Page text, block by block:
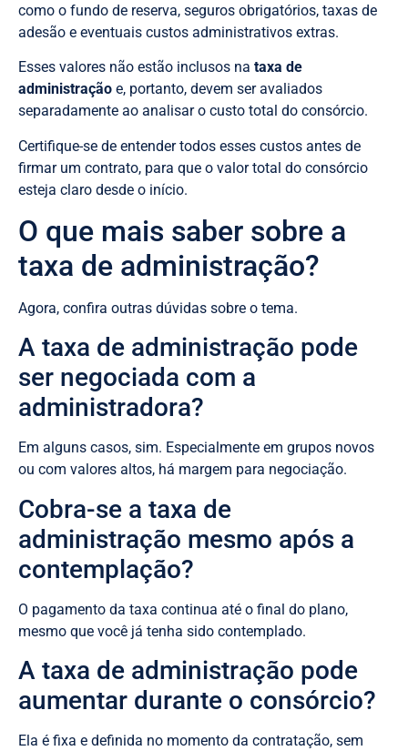
como o fundo de reserva, seguros obrigatórios, taxas de
adesão e eventuais custos administrativos extras.
Esses valores não estão inclusos na taxa de
administração e, portanto, devem ser avaliados
separadamente ao analisar o custo total do consórcio.
Certifique-se de entender todos esses custos antes de
firmar um contrato, para que o valor total do consórcio
esteja claro desde o início.
O que mais saber sobre a
taxa de administração?
Agora, confira outras dúvidas sobre o tema.
A taxa de administração pode
ser negociada com a
administradora?
Em alguns casos, sim. Especialmente em grupos novos
ou com valores altos, há margem para negociação.
Cobra-se a taxa de
administração mesmo após a
contemplação?
O pagamento da taxa continua até o final do plano,
mesmo que você já tenha sido contemplado.
A taxa de administração pode
aumentar durante o consórcio?
Ela é fixa e definida no momento da contratação, sem